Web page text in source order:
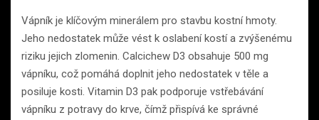
Vápník je klíčovým minerálem pro stavbu kostní hmoty.
Jeho nedostatek může vést k oslabení kostí a zvýšenému
riziku jejich zlomenin. Calcichew D3 obsahuje 500 mg
vápníku, což pomáhá doplnit jeho nedostatek v těle a
posiluje kosti. Vitamin D3 pak podporuje vstřebávání
vápníku z potravy do krve, čímž přispívá ke správné